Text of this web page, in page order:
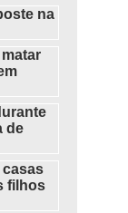
na
de
casas
filhos